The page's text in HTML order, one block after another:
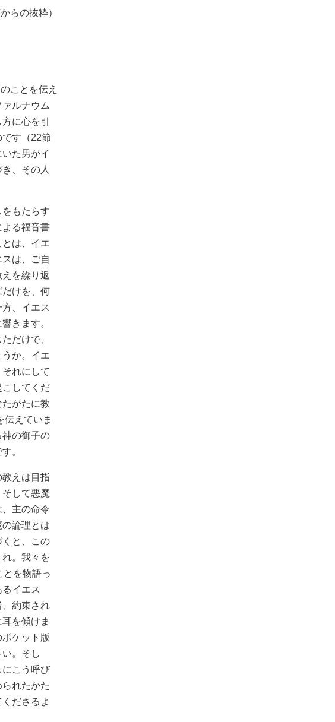
らの抜粋）
ことを伝え
ルナウム
に心を引
す（22節
た男がイ
、その人
もたらす
る福音書
は、イエ
は、ご自
を繰り返
けを、何
、イエス
きます。
だけで、
か。イエ
れにして
してくだ
がたに教
伝えていま
の御子の
。
えは目指
して悪魔
主の命令
論理とは
と、この
。我々を
を物語っ
イエス
約束され
を傾けま
ケット版
。そし
こう呼び
れたかた
ださるよ